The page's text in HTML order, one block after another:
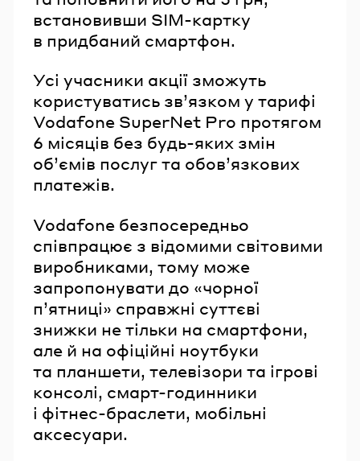
встановивши SIM-картку
в придбаний смартфон.
Усі учасники акції зможуть
користуватись зв’язком у тарифі
Vodafone SuperNet Pro протягом
6 місяців без будь-яких змін
об’ємів послуг та обов’язкових
платежів.
Vodafone безпосередньо
співпрацює з відомими світовими
виробниками, тому може
запропонувати до «чорної
п’ятниці» справжні суттєві
знижки не тільки на смартфони,
але й на офіційні ноутбуки
та планшети, телевізори та ігрові
консолі, смарт-годинники
і фітнес-браслети, мобільні
аксесуари.